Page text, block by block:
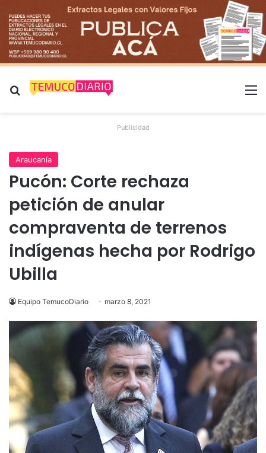
Buscar por
Publicidad
Araucanía
Pucón: Corte rechaza
petición de anular
compraventa de terrenos
indígenas hecha por Rodrigo
Ubilla
Equipo TemucoDiario marzo 8, 2021